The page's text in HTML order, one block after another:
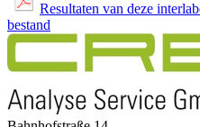
Resultaten van deze
bestand